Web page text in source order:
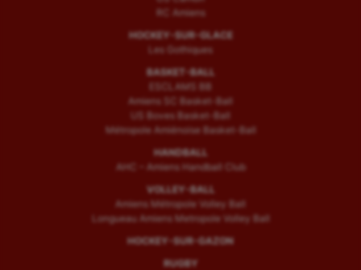
RC Amiens
HOCKEY-SUR-GLACE
Les Gothiques
BASKET-BALL
ESCLAMS BB
Amiens SC Basket-Ball
US Boves Basket-Ball
Métropole Amiénoise Basket-Ball
HANDBALL
AHC – Amiens Handball Club
VOLLEY-BALL
Amiens Métropole Volley Ball
Longueau Amiens Metropole Volley Ball
HOCKEY-SUR-GAZON
RUGBY